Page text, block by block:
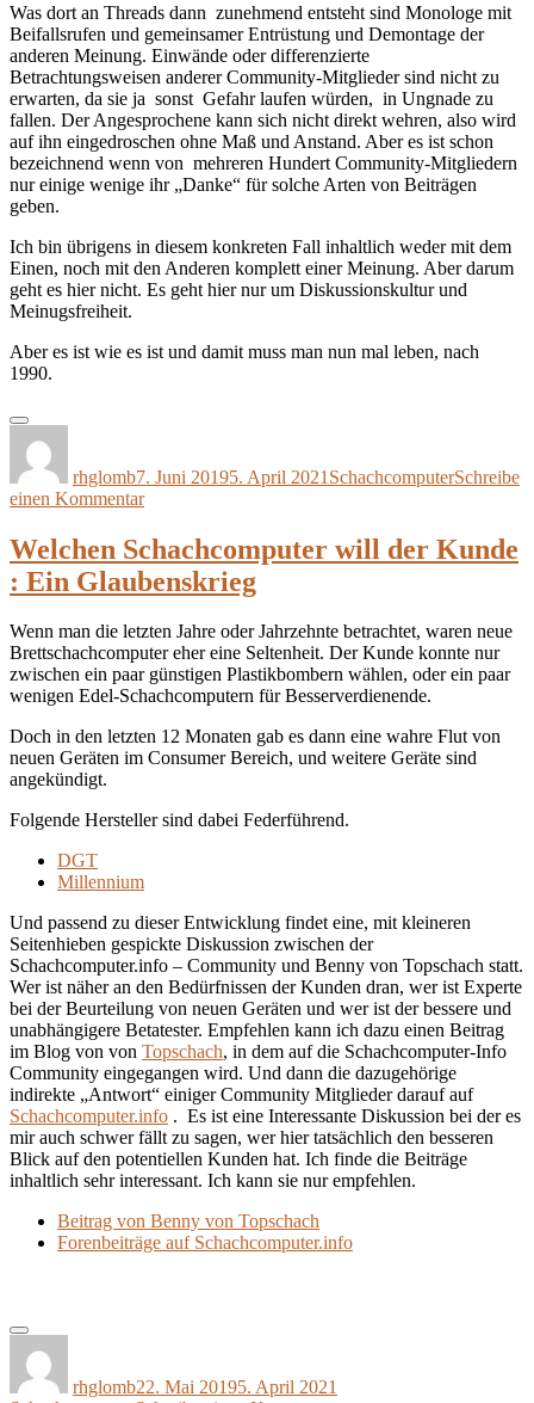
Was dort an Threads dann zunehmend entsteht sind Monologe mit
Beifallsrufen und gemeinsamer Entrüstung und Demontage der
anderen Meinung. Einwände oder differenzierte
Betrachtungsweisen anderer Community-Mitglieder sind nicht zu
erwarten, da sie ja sonst Gefahr laufen würden, in Ungnade zu
fallen. Der Angesprochene kann sich nicht direkt wehren, also wird
auf ihn eingedroschen ohne Maß und Anstand. Aber es ist schon
bezeichnend wenn von mehreren Hundert Community-Mitgliedern
nur einige wenige ihr „Danke“ für solche Arten von Beiträgen
geben.
Ich bin übrigens in diesem konkreten Fall inhaltlich weder mit dem
Einen, noch mit den Anderen komplett einer Meinung. Aber darum
geht es hier nicht. Es geht hier nur um Diskussionskultur und
Meinugsfreiheit.
Aber es ist wie es ist und damit muss man nun mal leben, nach
1990.
rhglomb7. Juni 20195. April 2021 SchachcomputerSchreibe
einen Kommentarzu
Meinungsfreiheit
und
Diskussionskultur
Welchen Schachcomputer will der Kunde
: Ein Glaubenskrieg
Wenn man die letzten Jahre oder Jahrzehnte betrachtet, waren neue
Brettschachcomputer eher eine Seltenheit. Der Kunde konnte nur
zwischen ein paar günstigen Plastikbombern wählen, oder ein paar
wenigen Edel-Schachcomputern für Besserverdienende.
Doch in den letzten 12 Monaten gab es dann eine wahre Flut von
neuen Geräten im Consumer Bereich, und weitere Geräte sind
angekündigt.
Folgende Hersteller sind dabei Federführend.
DGT
Millennium
Und passend zu dieser Entwicklung findet eine, mit kleineren
Seitenhieben gespickte Diskussion zwischen der
Schachcomputer.info – Community und Benny von Topschach statt.
Wer ist näher an den Bedürfnissen der Kunden dran, wer ist Experte
bei der Beurteilung von neuen Geräten und wer ist der bessere und
unabhängigere Betatester. Empfehlen kann ich dazu einen Beitrag
im Blog von von Topschach, in dem auf die Schachcomputer-Info
Community eingegangen wird. Und dann die dazugehörige
indirekte „Antwort“ einiger Community Mitglieder darauf auf
Schachcomputer.info . Es ist eine Interessante Diskussion bei der es
mir auch schwer fällt zu sagen, wer hier tatsächlich den besseren
Blick auf den potentiellen Kunden hat. Ich finde die Beiträge
inhaltlich sehr interessant. Ich kann sie nur empfehlen.
Beitrag von Benny von Topschach
Forenbeiträge auf Schachcomputer.info
rhglomb22. Mai 20195. April 2021